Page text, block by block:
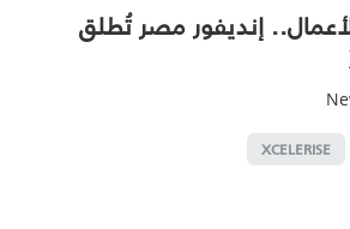
إنديفور مصر تُطلق
XCELERISE